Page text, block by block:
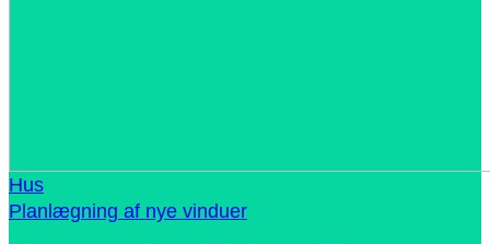
Hus
Planlægning af nye vinduer